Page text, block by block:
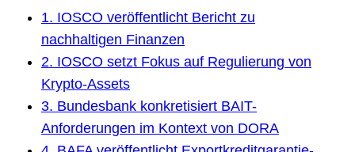
1. IOSCO veröffentlicht Bericht zu
nachhaltigen Finanzen
2. IOSCO setzt Fokus auf Regulierung von
Krypto-Assets
3. Bundesbank konkretisiert BAIT-
Anforderungen im Kontext von DORA